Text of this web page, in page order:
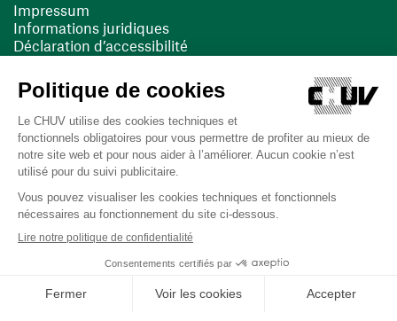
Impressum
Informations juridiques
Déclaration d’accessibilité
Cookies
(ouvre une nouvelle fenêtre)
(ouvre une nouvelle fenêtre)
Dernière mise à jour le 13/08/2025 à 10:19